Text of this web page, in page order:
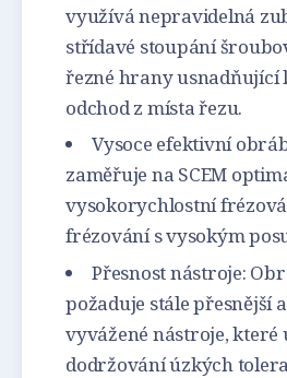
využívá nepravidelná
střídavé stoupání
řezné hrany usnadňující
odchod z místa řezu.
Vysoce efektivní
zaměřuje na SCEM
vysokorychlostní
frézování s vysokým
Přesnost nástroje:
požaduje stále přesnější
vyvážené nástroje, které
dodržování úzkých